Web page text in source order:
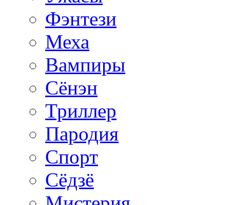
Фэнтези
Меха
Вампиры
Сёнэн
Триллер
Пародия
Спорт
Сёдзё